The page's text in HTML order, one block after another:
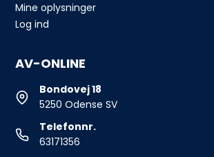
Mine oplysninger
Log ind
AV-ONLINE
Bondovej 18
5250 Odense SV
Telefonnr.
63171356